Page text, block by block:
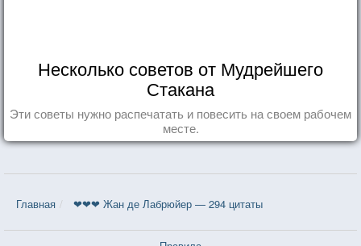
Несколько советов от Мудрейшего
Стакана
Эти советы нужно распечатать и повесить на своем рабочем
месте.
Главная ❤❤❤ Жан де Лабрюйер — 294 цитаты